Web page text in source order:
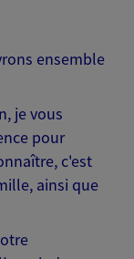
ensemble
je vous
pour
c'est
ainsi que